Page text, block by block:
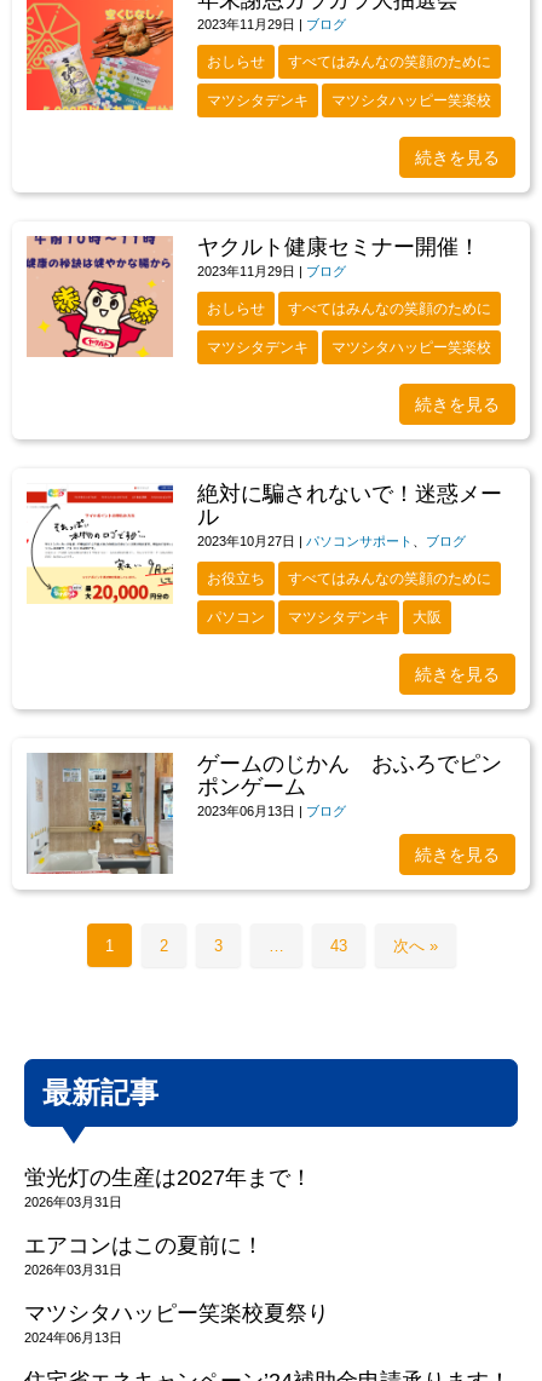
2023年11月29日 | ブログ
おしらせ すべてはみんなの笑顔のために
マツシタデンキ マツシタハッピー笑楽校
続きを見る
ヤクルト健康セミナー開催！
2023年11月29日 | ブログ
おしらせ すべてはみんなの笑顔のために
マツシタデンキ マツシタハッピー笑楽校
続きを見る
絶対に騙されないで！迷惑メー
ル
2023年10月27日 パソコンサポート ブログ
お役立ち すべてはみんなの笑顔のために
パソコン マツシタデンキ 大阪
続きを見る
ゲームのじかん おふろでピン
ポンゲーム
2023年06月13日 ブログ
続きを見る
1 2 3 … 43 次へ »
最新記事
蛍光灯の生産は2027年まで！
2026年03月31日
エアコンはこの夏前に！
2026年03月31日
マツシタハッピー笑楽校夏祭り
2024年06月13日